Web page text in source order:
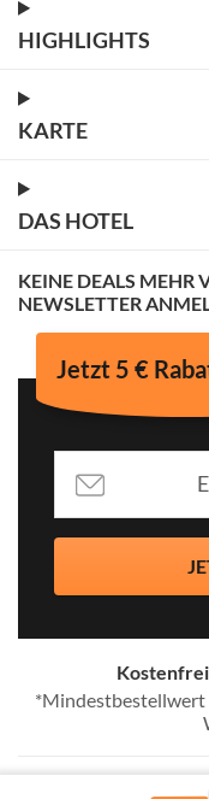
HIGHLIGHTS
KARTE
DAS HOTEL
KEINE DEALS MEHR
NEWSLETTER
Jetzt 5 €